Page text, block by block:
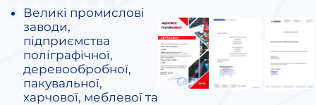
Великі промислові
заводи,
підприємства
поліграфічної,
деревообробної,
пакувальної,
харчової, меблевої та